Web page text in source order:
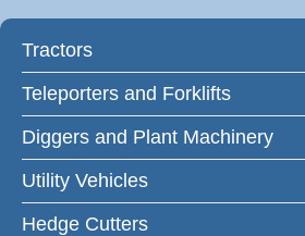
Tractors
Teleporters and Forklifts
Diggers and Plant Machinery
Utility Vehicles
Hedge Cutters